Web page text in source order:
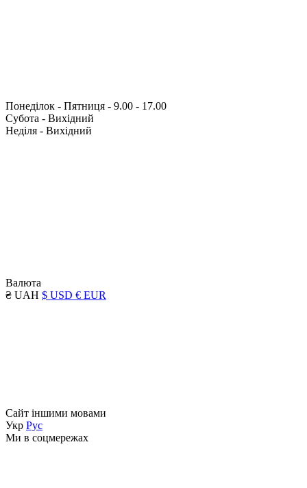
Понеділок - Пятниця - 9.00 - 17.00
Субота - Вихідний
Неділя - Вихідний
Валюта
₴ UAH $ USD € EUR
Сайт іншими мовами
Укр Рус
Ми в соцмережах